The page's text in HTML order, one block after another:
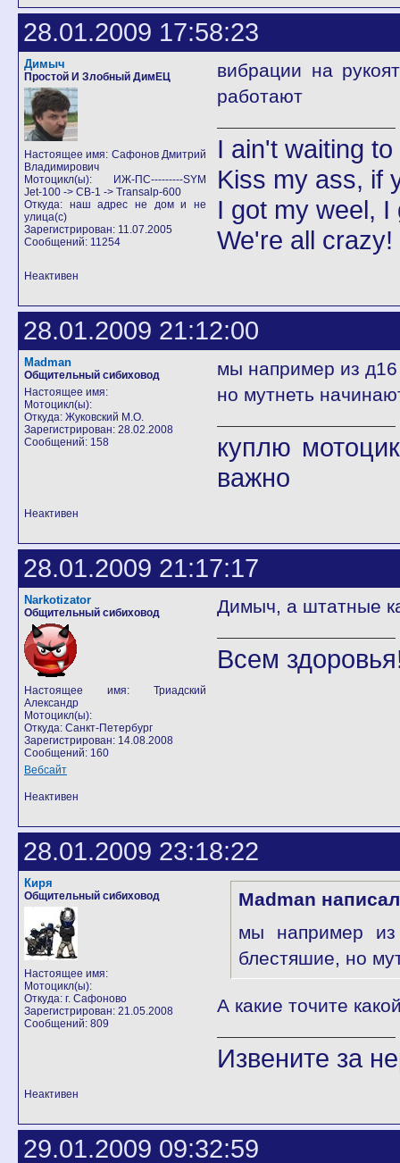
28.01.2009 17:58:23
Димыч
Простой И Злобный ДимЕЦ
Настоящее имя: Сафонов Дмитрий
Владимирович
Мотоцикл(ы): ИЖ-ПС---------SYM
Jet-100 -> CB-1 -> Transalp-600
Откуда: наш адрес не дом и не
улица(с)
Зарегистрирован: 11.07.2005
Сообщений: 11254
вибрации на
работают
I ain't waiting
Kiss my ass, if
I got my weel,
We're all
Неактивен
28.01.2009 21:12:00
Madman
Общительный сибиховод
Настоящее имя:
Мотоцикл(ы):
Откуда: Жуковский М.О.
Зарегистрирован: 28.02.2008
Сообщений: 158
мы например из д16
но мутнеть
куплю
важно
Неактивен
28.01.2009 21:17:17
Narkotizator
Общительный сибиховод
Настоящее имя: Триадский
Александр
Мотоцикл(ы):
Откуда: Санкт-Петербург
Зарегистрирован: 14.08.2008
Сообщений: 160
Вебсайт
Димыч, а штатные
Всем
Неактивен
28.01.2009 23:18:22
Киря
Общительный сибиховод
Настоящее имя:
Мотоцикл(ы):
Откуда: г. Сафоново
Зарегистрирован: 21.05.2008
Сообщений: 809
Madman
мы например из
блестяшие, но
А какие точите
Извените за
Неактивен
29.01.2009 09:32:59